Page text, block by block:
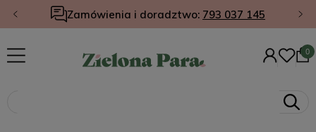
Zamówienia i doradztwo: 793 037 145